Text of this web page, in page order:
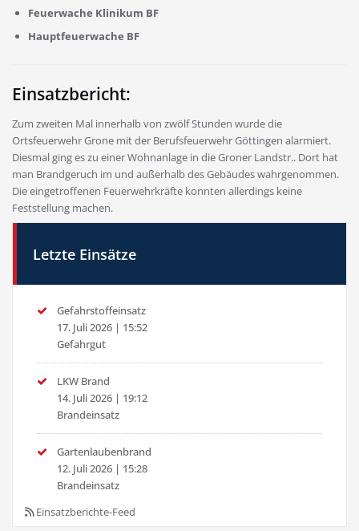
Feuerwache Klinikum BF
Hauptfeuerwache BF
Einsatzbericht:
Zum zweiten Mal innerhalb von zwölf Stunden wurde die
Ortsfeuerwehr Grone mit der Berufsfeuerwehr Göttingen alarmiert.
Diesmal ging es zu einer Wohnanlage in die Groner Landstr.. Dort hat
man Brandgeruch im und außerhalb des Gebäudes wahrgenommen.
Die eingetroffenen Feuerwehrkräfte konnten allerdings keine
Feststellung machen.
Letzte Einsätze
Gefahrstoffeinsatz
17. Juli 2026 | 15:52
Gefahrgut
LKW Brand
14. Juli 2026 | 19:12
Brandeinsatz
Gartenlaubenbrand
12. Juli 2026 | 15:28
Brandeinsatz
Einsatzberichte-Feed